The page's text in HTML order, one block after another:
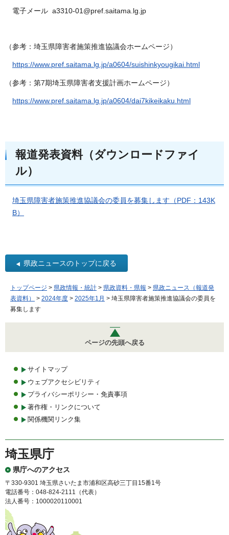
電子メール a3310-01@pref.saitama.lg.jp
（参考：埼玉県障害者施策推進協議会ホームページ）
https://www.pref.saitama.lg.jp/a0604/suishinkyougikai.html
（参考：第7期埼玉県障害者支援計画ホームページ）
https://www.pref.saitama.lg.jp/a0604/dai7kikeikaku.html
報道発表資料（ダウンロードファイ
ル）
埼玉県障害者施策推進協議会の委員を募集します（PDF：143K
B）
県政ニュースのトップに戻る
トップページ > 県政情報・統計 > 県政資料・県報 > 県政ニュース（報道発
表資料）
> 2024年度 > 2025年1月 > 埼玉県障害者施策推進協議会の委員を
募集します
ページの先頭へ戻る
サイトマップ
ウェブアクセシビリティ
プライバシーポリシー・免責事項
著作権・リンクについて
関係機関リンク集
埼玉県庁
県庁へのアクセス
〒330-9301 埼玉県さいたま市浦和区高砂三丁目15番1号
電話番号：048-824-2111（代表）
法人番号：1000020110001